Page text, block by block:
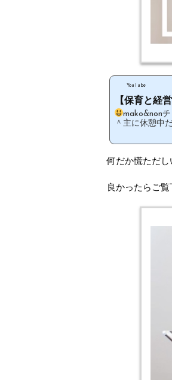
YouTube
【保育と経
mako&non
＾主に休憩中
何だか慌ただ
良かったらご覧